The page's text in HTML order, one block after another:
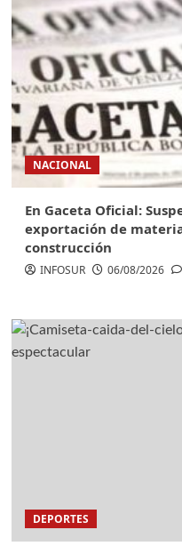
NACIONAL
En Gaceta Oficial:
exportación de
construcción
INFOSUR 06/08/2026
DEPORTES